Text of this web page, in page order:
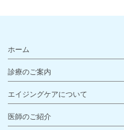
ホーム
診療のご案内
エイジングケアについて
医師のご紹介